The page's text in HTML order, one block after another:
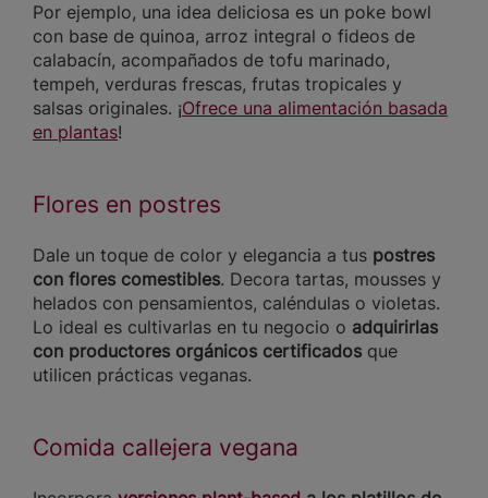
Por ejemplo, una idea deliciosa es un poke bowl
con base de quinoa, arroz integral o fideos de
calabacín, acompañados de tofu marinado,
tempeh, verduras frescas, frutas tropicales y
salsas originales. ¡Ofrece una alimentación basada
en plantas!
Flores en postres
Dale un toque de color y elegancia a tus postres
con flores comestibles. Decora tartas, mousses y
helados con pensamientos, caléndulas o violetas.
Lo ideal es cultivarlas en tu negocio o adquirirlas
con productores orgánicos certificados que
utilicen prácticas veganas.
Comida callejera vegana